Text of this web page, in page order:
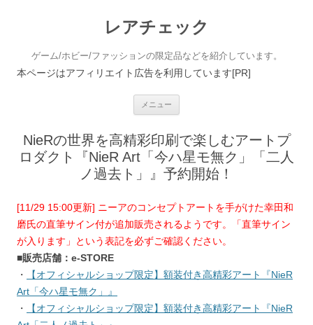
レアチェック
ゲーム/ホビー/ファッションの限定品などを紹介しています。
本ページはアフィリエイト広告を利用しています[PR]
メニュー
NieRの世界を高精彩印刷で楽しむアートプ
ロダクト『NieR Art「今ハ星モ無ク」「二人
ノ過去ト」』予約開始！
[11/29 15:00更新] ニーアのコンセプトアートを手がけた幸田和
磨氏の直筆サイン付が追加販売されるようです。「直筆サイン
が入ります」という表記を必ずご確認ください。
■販売店舗：e-STORE
・
【オフィシャルショップ限定】額装付き高精彩アート『NieR
Art「今ハ星モ無ク」』
・
【オフィシャルショップ限定】額装付き高精彩アート『NieR